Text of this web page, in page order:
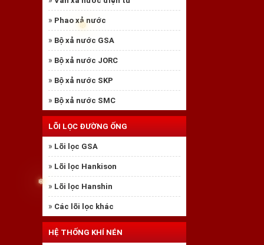
» Phao xả nước
» Bộ xả nước GSA
» Bộ xả nước JORC
» Bộ xả nước SKP
» Bộ xả nước SMC
LÕI LỌC ĐƯỜNG ỐNG
» Lõi lọc GSA
» Lõi lọc Hankison
» Lõi lọc Hanshin
» Các lõi lọc khác
HỆ THỐNG KHÍ NÉN